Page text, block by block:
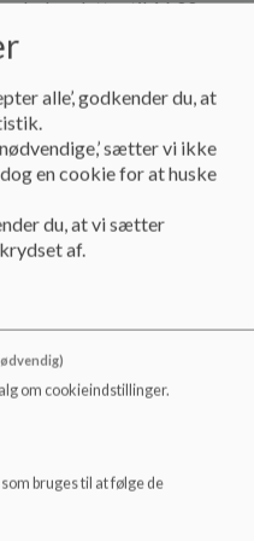
skolen slutter til 16.00
er der åbent mandag til
og igen fra skolen slutter
alle’, godkender du, at
sætter vi ikke
en cookie for at huske
du, at vi sætter
af.
om cookieindstillinger.
bruges til at følge de